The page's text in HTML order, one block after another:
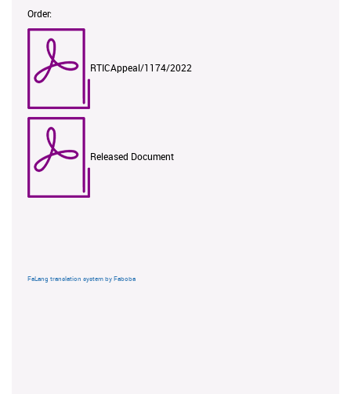
Order:
RTICAppeal/1174/2022
Released Document
FaLang translation system by Faboba